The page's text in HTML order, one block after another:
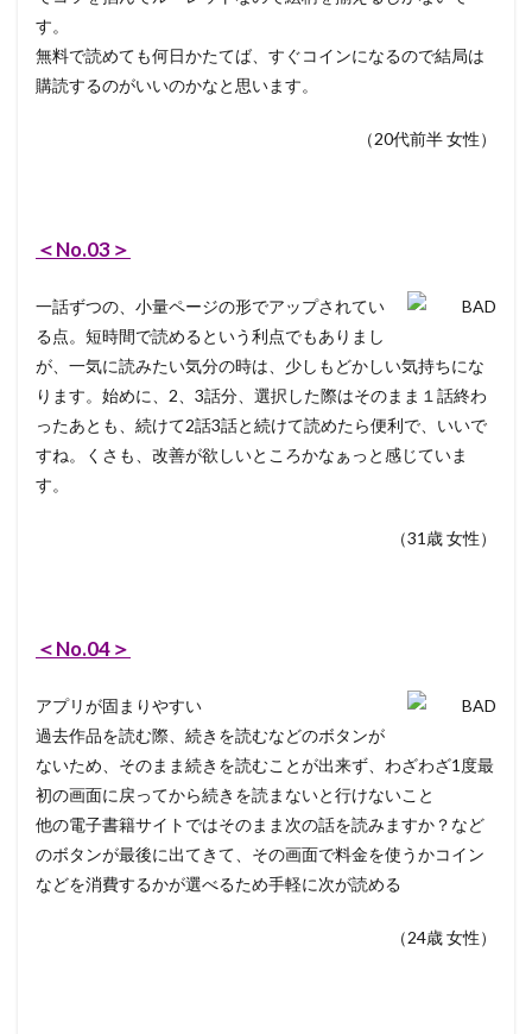
す。
無料で読めても何日かたてば、すぐコインになるので結局は
購読するのがいいのかなと思います。
（20代前半 女性）
＜No.03＞
一話ずつの、小量ページの形でアップされてい
る点。短時間で読めるという利点でもありまし
が、一気に読みたい気分の時は、少しもどかしい気持ちにな
ります。始めに、2、3話分、選択した際はそのまま１話終わ
ったあとも、続けて2話3話と続けて読めたら便利で、いいで
すね。くさも、改善が欲しいところかなぁっと感じていま
す。
（31歳 女性）
＜No.04＞
アプリが固まりやすい
過去作品を読む際、続きを読むなどのボタンが
ないため、そのまま続きを読むことが出来ず、わざわざ1度最
初の画面に戻ってから続きを読まないと行けないこと
他の電子書籍サイトではそのまま次の話を読みますか？など
のボタンが最後に出てきて、その画面で料金を使うかコイン
などを消費するかが選べるため手軽に次が読める
（24歳 女性）